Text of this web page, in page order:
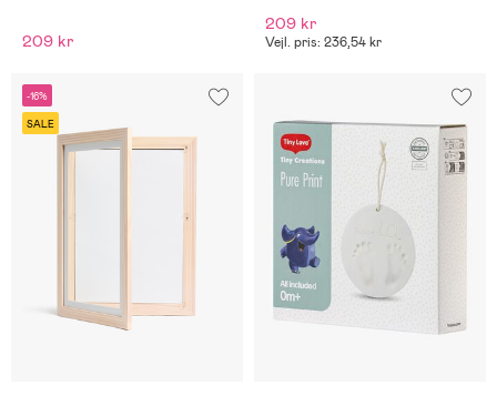
209 kr
209 kr
Vejl. pris: 236,54 kr
-16%
SALE